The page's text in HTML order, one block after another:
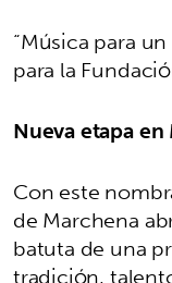
“Música para
para la
Nueva etapa
Con este
de Marchena
batuta de una